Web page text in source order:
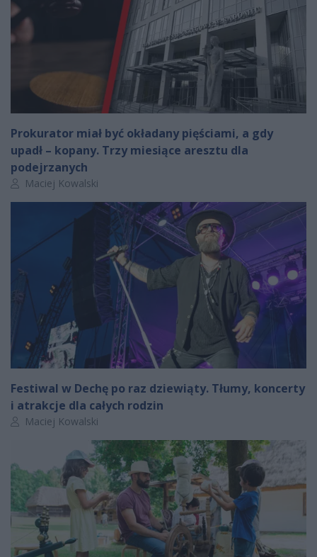
Prokurator miał być okładany pięściami, a gdy
upadł – kopany. Trzy miesiące aresztu dla
podejrzanych
Autor artykułu:
Maciej Kowalski
Festiwal w Dechę po raz dziewiąty. Tłumy, koncerty
i atrakcje dla całych rodzin
Autor artykułu:
Maciej Kowalski